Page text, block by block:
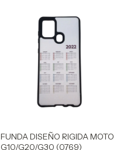
FUNDA DISEÑO RIGIDA MOTO
G10/G20/G30 (0769)